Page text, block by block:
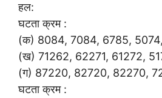
हल:
घटता क्रम :
(क) 8084, 7084, 6785,
(ख) 71262, 62271, 61272,
(ग) 87220, 82720, 82270,
घटता क्रम :